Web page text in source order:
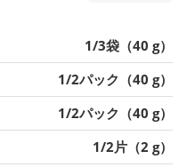
1/3袋（40 g）
1/2パック（40 g）
1/2パック（40 g）
1/2片（2 g）